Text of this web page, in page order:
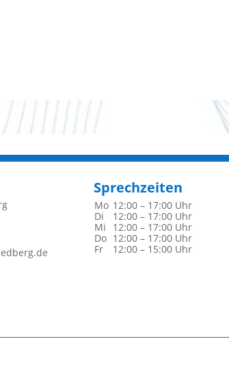
Sprechzeiten
Mo 12:00 – 17:00 Uhr
Di
12:00 – 17:00 Uhr
Mi
12:00 – 17:00 Uhr
Do 12:00 – 17:00 Uhr
Fr
12:00 – 15:00 Uhr